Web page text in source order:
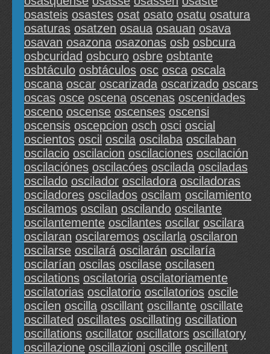
osasteis osastes osat osato osatu osatura
osaturas osatzen osaua osauan osava
osavan osazona osazonas osb osbcura
osbcuridad osbcuro osbre osbtante
osbtáculo osbtáculos osc osca oscala
oscana oscar oscarizada oscarizado oscars
oscas osce oscena oscenas oscenidades
osceno oscense oscenses oscensi
oscensis oscepcion osch osci oscial
oscientos oscil oscila oscilaba oscilaban
oscilacio oscilacion oscilaciones oscilación
oscilaciónes oscilacóes oscilada osciladas
oscilado oscilador osciladora osciladoras
osciladores oscilados oscilam oscilamiento
oscilamos oscilan oscilando oscilante
oscilantemente oscilantes oscilar oscilara
oscilaran oscilaremos oscilarla oscilaron
oscilarse oscilará oscilarán oscilaría
oscilarían oscilas oscilase oscilasen
oscilations oscilatoria oscilatoriamente
oscilatorias oscilatorio oscilatorios oscile
oscilen oscilla oscillant oscillante oscillate
oscillated oscillates oscillating oscillation
oscillations oscillator oscillators oscillatory
oscillazione oscillazioni oscille oscillent